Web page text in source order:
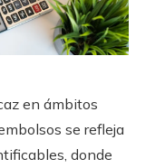
en ámbitos
se refleja
donde